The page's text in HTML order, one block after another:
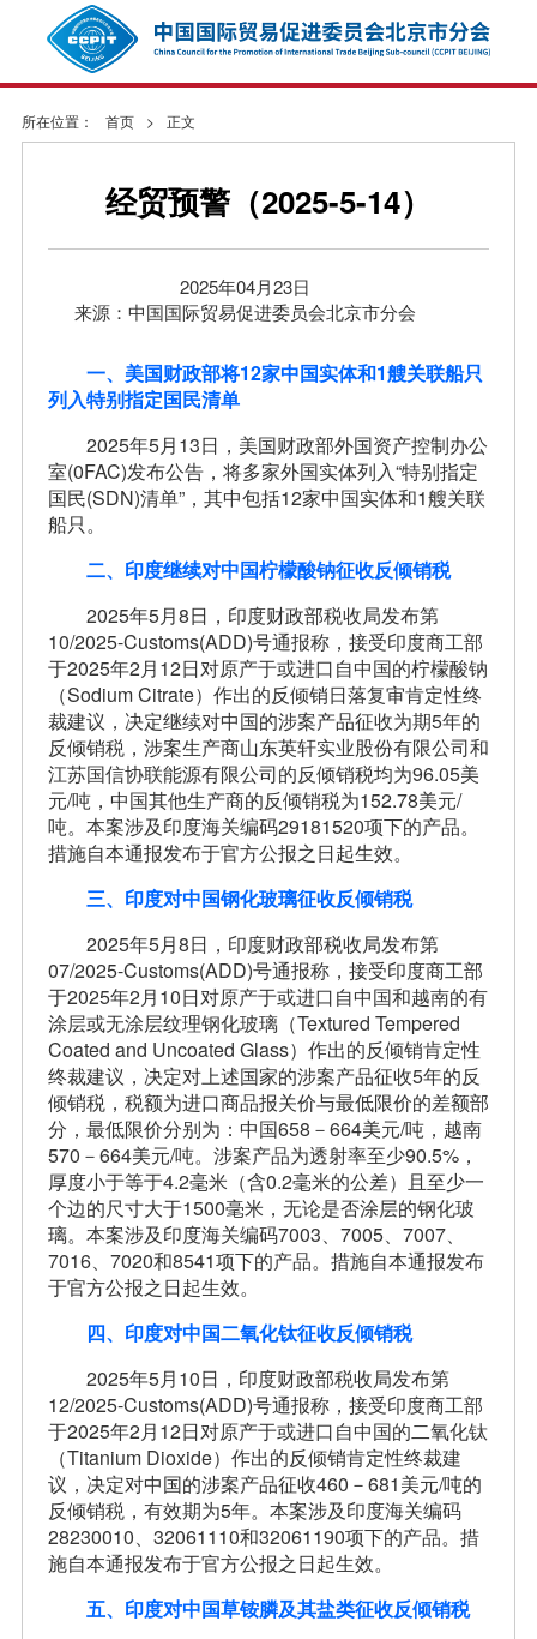
所在位置： 首页 > 正文
经贸预警（2025-5-14）
2025年04月23日
来源：中国国际贸易促进委员会北京市分会
一、美国财政部将12家中国实体和1艘关联船只
列入特别指定国民清单
2025年5月13日，美国财政部外国资产控制办公
室(0FAC)发布公告，将多家外国实体列入“特别指定
国民(SDN)清单”，其中包括12家中国实体和1艘关联
船只。
二、印度继续对中国柠檬酸钠征收反倾销税
2025年5月8日，印度财政部税收局发布第
10/2025-Customs(ADD)号通报称，接受印度商工部
于2025年2月12日对原产于或进口自中国的柠檬酸钠
（Sodium Citrate）作出的反倾销日落复审肯定性终
裁建议，决定继续对中国的涉案产品征收为期5年的
反倾销税，涉案生产商山东英轩实业股份有限公司和
江苏国信协联能源有限公司的反倾销税均为96.05美
元/吨，中国其他生产商的反倾销税为152.78美元/
吨。本案涉及印度海关编码29181520项下的产品。
措施自本通报发布于官方公报之日起生效。
三、印度对中国钢化玻璃征收反倾销税
2025年5月8日，印度财政部税收局发布第
07/2025-Customs(ADD)号通报称，接受印度商工部
于2025年2月10日对原产于或进口自中国和越南的有
涂层或无涂层纹理钢化玻璃（Textured Tempered
Coated and Uncoated Glass）作出的反倾销肯定性
终裁建议，决定对上述国家的涉案产品征收5年的反
倾销税，税额为进口商品报关价与最低限价的差额部
分，最低限价分别为：中国658－664美元/吨，越南
570－664美元/吨。涉案产品为透射率至少90.5%，
厚度小于等于4.2毫米（含0.2毫米的公差）且至少一
个边的尺寸大于1500毫米，无论是否涂层的钢化玻
璃。本案涉及印度海关编码7003、7005、7007、
7016、7020和8541项下的产品。措施自本通报发布
于官方公报之日起生效。
四、印度对中国二氧化钛征收反倾销税
2025年5月10日，印度财政部税收局发布第
12/2025-Customs(ADD)号通报称，接受印度商工部
于2025年2月12日对原产于或进口自中国的二氧化钛
（Titanium Dioxide）作出的反倾销肯定性终裁建
议，决定对中国的涉案产品征收460－681美元/吨的
反倾销税，有效期为5年。本案涉及印度海关编码
28230010、32061110和32061190项下的产品。措
施自本通报发布于官方公报之日起生效。
五、印度对中国草铵膦及其盐类征收反倾销税